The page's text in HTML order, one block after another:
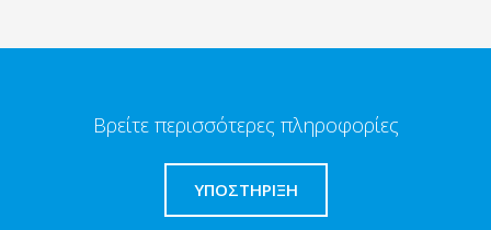
Βρείτε περισσότερες πληροφορίες
ΥΠΟΣΤΗΡΙΞΗ